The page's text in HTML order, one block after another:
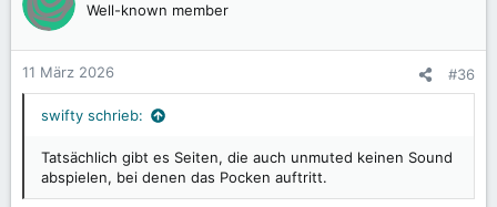
Well-known member
11 März 2026 #36
swifty schrieb:
Tatsächlich gibt es Seiten, die auch unmuted keinen Sound
abspielen, bei denen das Pocken auftritt.